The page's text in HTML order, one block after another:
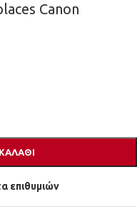
Canon
επιθυμιών